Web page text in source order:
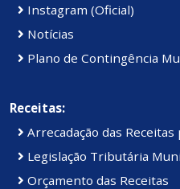
Instagram (Oficial)
Notícias
Plano de Contingência
Receitas:
Arrecadação das
Legislação Tributária
Orçamento das Receitas